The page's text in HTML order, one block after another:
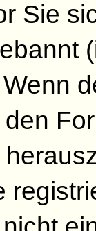
um sich
haben,
Um